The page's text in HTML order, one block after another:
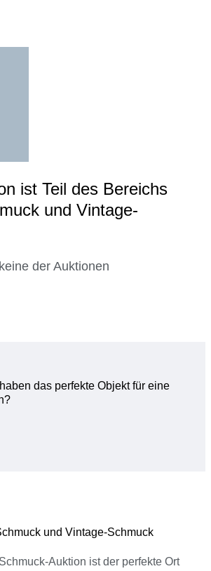
ist Teil des Bereichs
und Vintage-
der Auktionen
das perfekte Objekt für eine
und Vintage-Schmuck
Auktion ist der perfekte Ort